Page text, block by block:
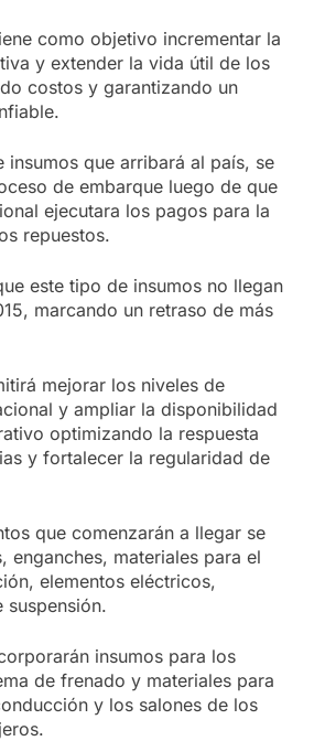
como objetivo incrementar la
y extender la vida útil de los
costos y garantizando un
insumos que arribará al país, se
de embarque luego de que
ejecutara los pagos para la
repuestos.
este tipo de insumos no llegan
marcando un retraso de más
mejorar los niveles de
y ampliar la disponibilidad
optimizando la respuesta
y fortalecer la regularidad de
que comenzarán a llegar se
enganches, materiales para el
elementos eléctricos,
suspensión.
insumos para los
de frenado y materiales para
y los salones de los